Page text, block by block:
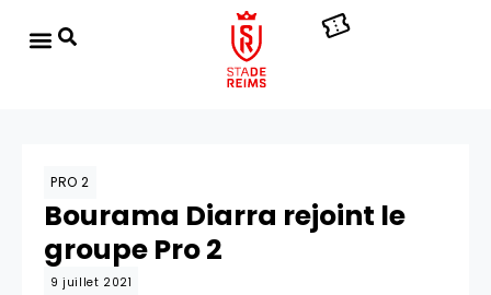
PRO 2
Bourama Diarra rejoint le
groupe Pro 2
9 juillet 2021